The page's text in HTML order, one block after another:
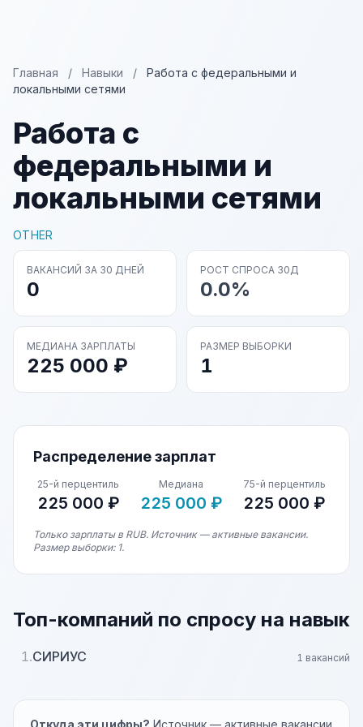
Главная / Навыки /
Работа с федеральными и
локальными сетями
Работа с
федеральными и
локальными сетями
OTHER
ВАКАНСИЙ ЗА 30 ДНЕЙ
0
РОСТ СПРОСА 30Д
0.0%
МЕДИАНА ЗАРПЛАТЫ
225 000 ₽
РАЗМЕР ВЫБОРКИ
1
Распределение зарплат
25-й перцентиль
225 000 ₽
Медиана
225 000 ₽
75-й перцентиль
225 000 ₽
Только зарплаты в RUB. Источник — активные вакансии.
Размер выборки: 1.
Топ-компаний по спросу на навык
1.СИРИУС 1 вакансий
Откуда эти цифры? Источник — активные вакансии